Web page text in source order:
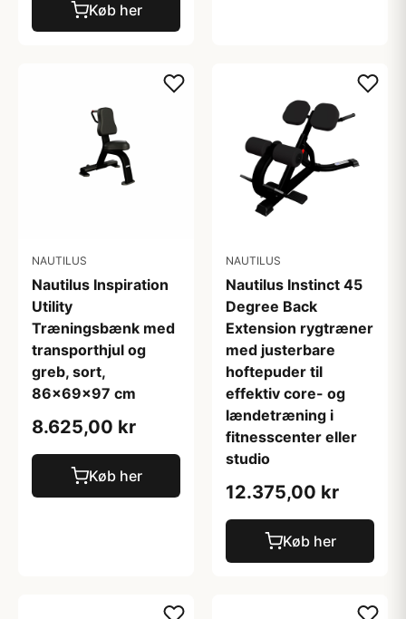
Køb her
NAUTILUS
Nautilus Inspiration
Utility
Træningsbænk med
transporthjul og
greb, sort,
86x69x97 cm
8.625,00 kr
Køb her
NAUTILUS
Nautilus Instinct 45
Degree Back
Extension rygtræner
med justerbare
hoftepuder til
effektiv core- og
lændetræning i
fitnesscenter eller
studio
12.375,00 kr
Køb her